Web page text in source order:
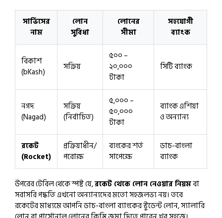
সার্ভিসের
নাম
লোন
সুবিধা
লোনের
সীমা
সহযোগী
ব্যাংক
বিকাশ
(bKash)
সক্রিয়
৫০০ –
২০,০০০
টাকা
সিটি ব্যাংক
নগদ
(Nagad)
সক্রিয়
(নির্বাচিত)
৫,০০০ –
৫০,০০০
টাকা
ব্যাংক এশিয়া
ও অন্যান্য
রকেট
(Rocket)
প্রক্রিয়াধীন/
পরোক্ষ
ব্যংকের শর্ত
সাপেক্ষে
ডাচ-বাংলা
ব্যাংক
উপরের টেবিল থেকে স্পষ্ট যে,রকেট থেকে লোন নেওয়ার নিয়মবা
সরাসরি পদ্ধতি এখনো অন্যান্যদের মতো সহজলভ্য নয়। তবে
রকেটের মাধ্যমে আপনি ডাচ-বাংলা ব্যাংকের স্টুডেন্ট লোন, স্যালারি